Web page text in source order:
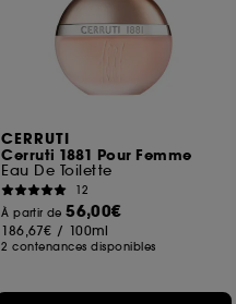
CERRUTI
Cerruti 1881 Pour Femme
Eau De Toilette
12
À partir de56,00€
186,67€ / 100ml
2 contenances disponibles